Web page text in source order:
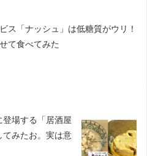
ス「ナッシュ」は低糖質がウリ！
て食べてみた
登場する「居酒屋
てみたお。実は意